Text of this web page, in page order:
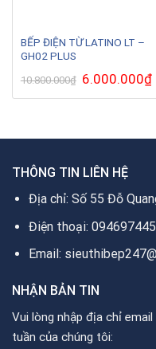
BẾP ĐIỆN TỪ LATINO LT –
GH02 PLUS
10.800.000₫ Giá
gốc
là:
6.000.000₫
THÔNG TIN LIÊN HỆ
Địa chỉ: Số 55 Đỗ
Điện thoại:
Email:
NHẬN BẢN TIN
Vui lòng nhập địa chỉ
tuần của chúng tôi: